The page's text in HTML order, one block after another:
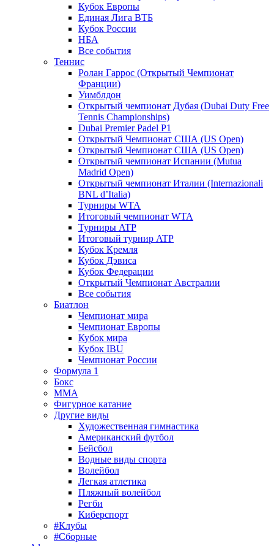
Кубок Европы
Единая Лига ВТБ
Кубок России
НБА
Все события
Теннис
Ролан Гаррос (Открытый Чемпионат
Франции)
Уимблдон
Открытый чемпионат Дубая (Dubai Duty Free
Tennis Championships)
Dubai Premier Padel P1
Открытый Чемпионат США (US Open)
Открытый Чемпионат США (US Open)
Открытый чемпионат Испании (Mutua
Madrid Open)
Открытый чемпионат Италии (Internazionali
BNL d’Italia)
Турниры WTA
Итоговый чемпионат WTA
Турниры ATP
Итоговый турнир ATP
Кубок Кремля
Кубок Дэвиса
Кубок Федерации
Открытый Чемпионат Австралии
Все события
Биатлон
Чемпионат мира
Чемпионат Европы
Кубок мира
Кубок IBU
Чемпионат России
Формула 1
Бокс
MMA
Фигурное катание
Другие виды
Художественная гимнастика
Американский футбол
Бейсбол
Водные виды спорта
Волейбол
Легкая атлетика
Пляжный волейбол
Регби
Киберспорт
#Клубы
#Сборные